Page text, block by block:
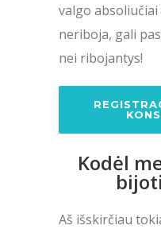
valgo
neriboja, gali
nei ribojantys!
Kodėl
Aš išskirčiau